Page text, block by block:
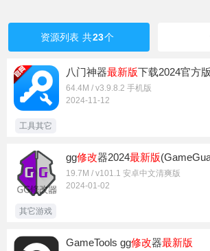
资源列表 共23个
八门神器最新版下载2024官方版
64.4M / v3.9.8.2 手机版
2024-11-12
工具其它
gg修改器2024最新版
19.7M / v101.1 安卓中文清爽版
2024-01-02
其它游戏
GameTools gg修改器最新版